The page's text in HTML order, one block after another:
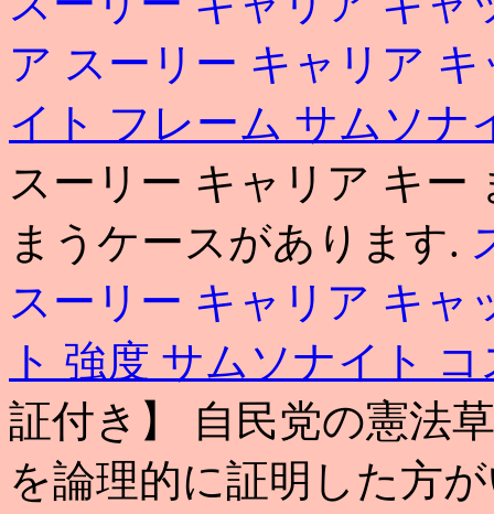
ア スーリー キャリア
イト フレーム サムソナ
スーリー キャリア キー
まうケースがあります.
スーリー キャリア キャ
ト 強度 サムソナイト
証付き】 自民党の憲法
を論理的に証明した方